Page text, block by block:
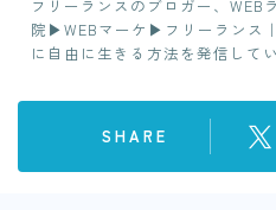
フリーランスのブロガー、WEB
院▶︎WEBマーケ▶︎フリーランス
に自由に生きる方法を発信して
SHARE